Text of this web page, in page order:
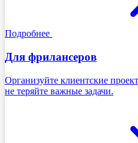
Подробнее
Для фрилансеров
Организуйте клиентские
не теряйте важные задачи.